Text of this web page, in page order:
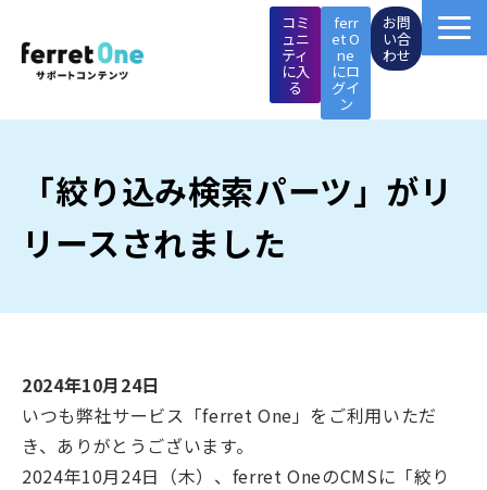
コミ
ュニ
ティ
に入
る
ferr
et O
ne
にロ
グイ
ン
お問
い合
わせ
マーケTips集
施策支援メニュー
ページ制作メニュー
「絞り込み検索パーツ」がリ
リースされました
2024年10月24日
いつも弊社サービス「ferret One」をご利用いただ
き、ありがとうございます。
2024年10月24日（木）、ferret OneのCMSに「絞り